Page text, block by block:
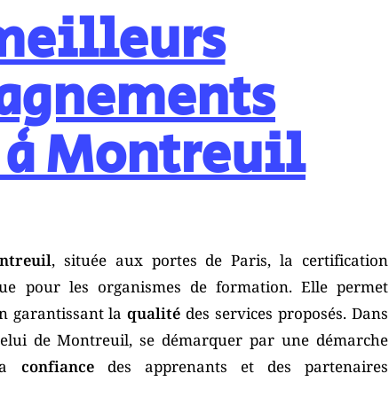
Montreuil
, située aux portes de Paris, la certification
pour les organismes de formation. Elle permet
garantissant laqualité des services proposés. Dans
de Montreuil, se démarquer par une démarche
confiancedes apprenants et des partenaires